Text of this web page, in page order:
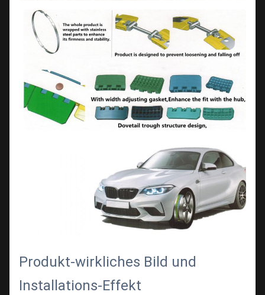
Produkt-wirkliches Bild und
Installations-Effekt